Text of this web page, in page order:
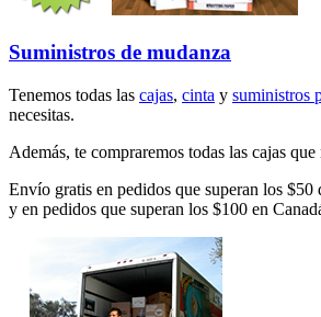
Suministros de mudanza
Tenemos todas las cajas, cinta y suministros
necesitas.
Además, te compraremos todas las cajas que
Envío gratis en pedidos que superan los
y en pedidos que superan los $100 en